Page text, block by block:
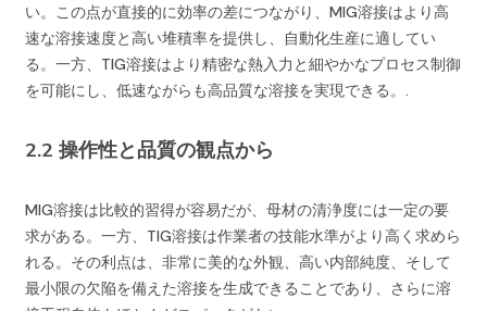
い。この点が直接的に効率の差につながり、MIG溶接はより高
速な溶接速度と高い堆積率を提供し、自動化生産に適してい
る。一方、TIG溶接はより精密な熱入力と細やかなプロセス制御
を可能にし、低速ながらも高品質な溶接を実現できる。.
2.2 操作性と品質の観点から
MIG溶接は比較的習得が容易だが、母材の清浄度には一定の要
求がある。一方、TIG溶接は作業者の技能水準がより高く求めら
れる。その利点は、非常に美的な外観、高い内部純度、そして
最小限の欠陥を備えた溶接を生成できることであり、さらに溶